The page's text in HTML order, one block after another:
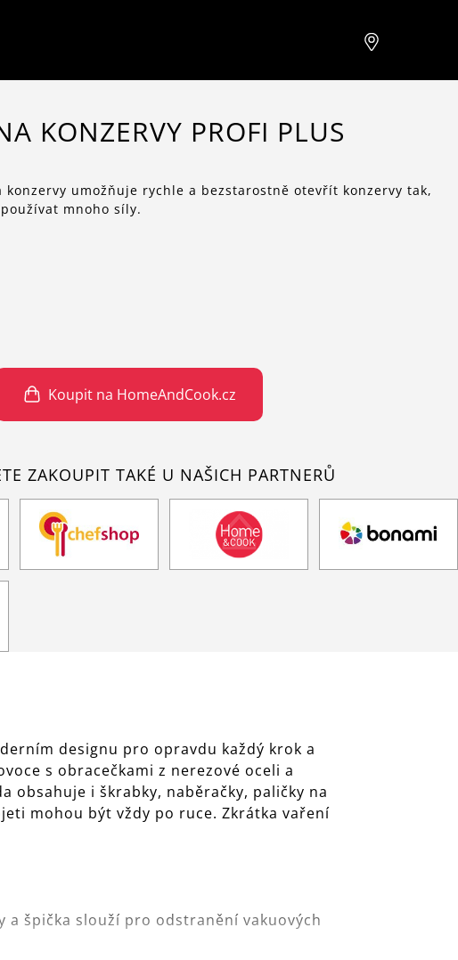
KONZERVY PROFI PLUS
konzervy umožňuje rychle a bezstarostně otevřít konzervy tak,
mnoho síly.
Koupit na HomeAndCook.cz
ZAKOUPIT TAKÉ U NAŠICH PARTNERŮ
designu pro opravdu každý krok a
s obracečkami z nerezové oceli a
obsahuje i škrabky, naběračky, paličky na
mohou být vždy po ruce. Zkrátka vaření
špička slouží pro odstranění vakuových